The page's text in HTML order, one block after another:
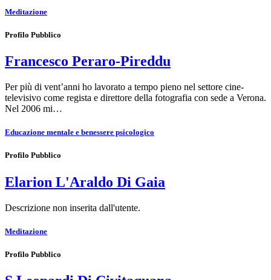
Meditazione
Profilo Pubblico
Francesco Peraro-Pireddu
Per più di vent’anni ho lavorato a tempo pieno nel settore cine-
televisivo come regista e direttore della fotografia con sede a Verona.
Nel 2006 mi…
Educazione mentale e benessere psicologico
Profilo Pubblico
Elarion L'Araldo Di Gaia
Descrizione non inserita dall'utente.
Meditazione
Profilo Pubblico